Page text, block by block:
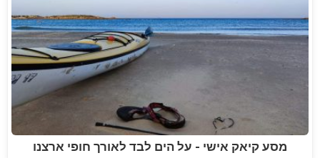
מסע קיאק אישי - על הים לבד לאורך חופי ארצנו